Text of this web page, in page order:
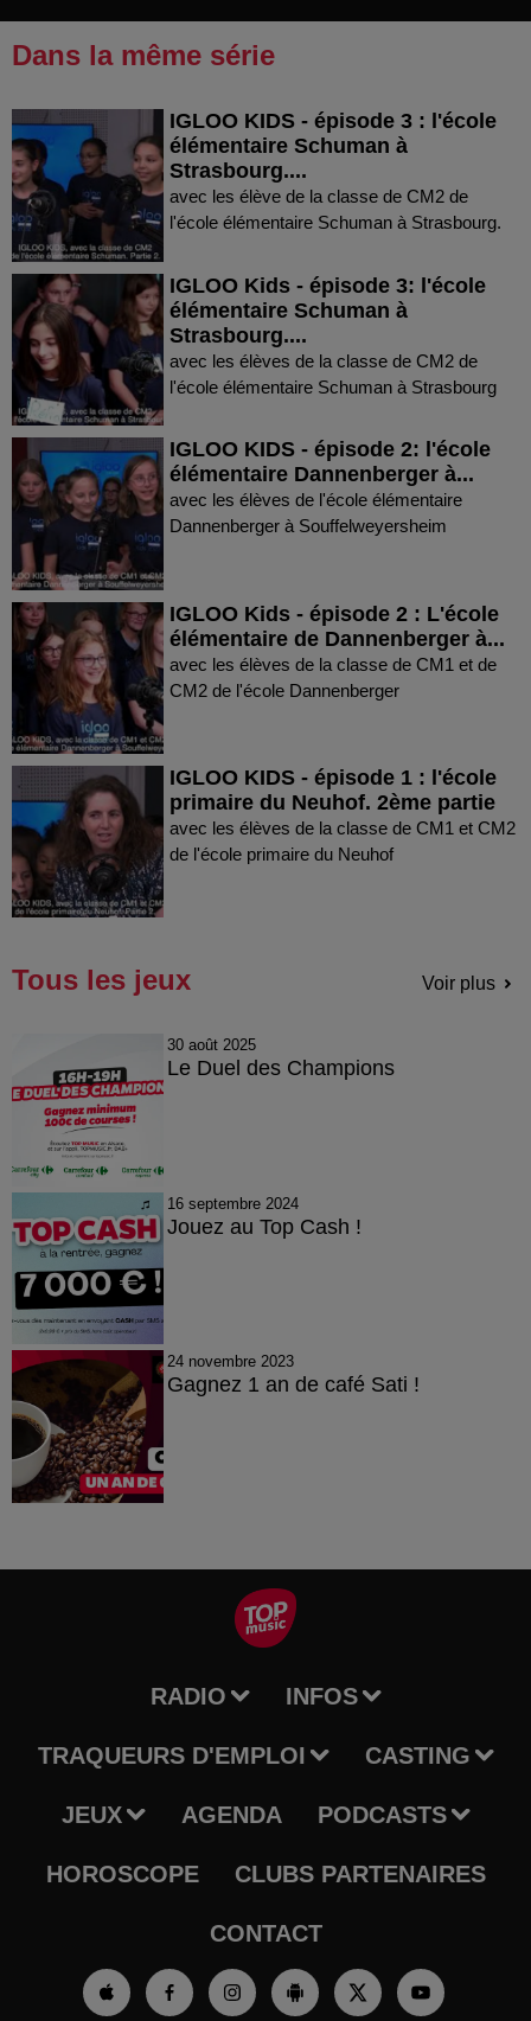
Dans la même série
IGLOO KIDS - épisode 3 : l'école
élémentaire Schuman à
Strasbourg....
avec les élève de la classe de CM2 de
l'école élémentaire Schuman à Strasbourg.
IGLOO Kids - épisode 3: l'école
élémentaire Schuman à
Strasbourg....
avec les élèves de la classe de CM2 de
l'école élémentaire Schuman à Strasbourg
IGLOO KIDS - épisode 2: l'école
élémentaire Dannenberger à...
avec les élèves de l'école élémentaire
Dannenberger à Souffelweyersheim
IGLOO Kids - épisode 2 : L'école
élémentaire de Dannenberger à...
avec les élèves de la classe de CM1 et de
CM2 de l'école Dannenberger
IGLOO KIDS - épisode 1 : l'école
primaire du Neuhof. 2ème partie
avec les élèves de la classe de CM1 et CM2
de l'école primaire du Neuhof
Tous les jeux Voir plus
30 août 2025
Le Duel des Champions
16 septembre 2024
Jouez au Top Cash !
24 novembre 2023
Gagnez 1 an de café Sati !
RADIO INFOS
TRAQUEURS D'EMPLOI CASTING
JEUX AGENDA PODCASTS
HOROSCOPE CLUBS PARTENAIRES
CONTACT